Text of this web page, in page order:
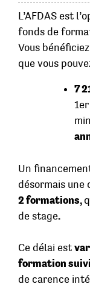
L’AFDAS est
fonds de
Vous
que vous
7
Un
désormais une
2 formations,
de stage.
Ce délai est
formation
de carence